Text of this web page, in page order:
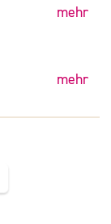
mehr
mehr